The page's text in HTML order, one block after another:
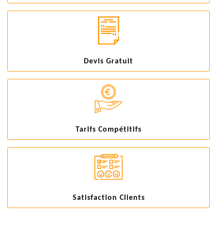
Devis Gratuit
Tarifs Compétitifs
Satisfaction Clients